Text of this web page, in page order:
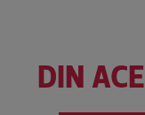
DIN